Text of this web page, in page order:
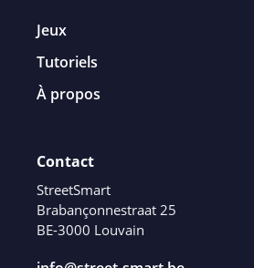
Jeux
Tutoriels
À propos
Contact
StreetSmart
Brabançonnestraat 25
BE-3000 Louvain